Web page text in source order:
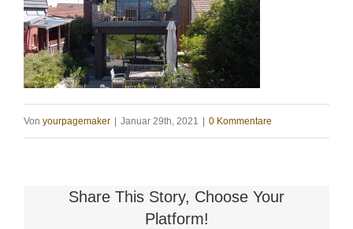
Von yourpagemaker Januar 29th, 2021 0 Kommentare
Share This Story, Choose Your
Platform!